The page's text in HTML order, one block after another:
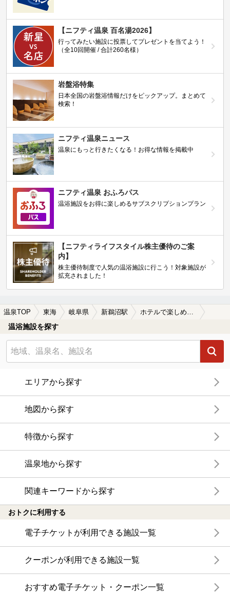
【ニフティ温泉 百名湯2026】
行ってみたい施設に投票してプレゼントを当てよう！
（全10回開催 / 合計260名様）
岩盤浴特集
日本全国の岩盤浴情報だけをピックアップ。まとめて
検索！
ニフティ温泉ニュース
温泉にもっと行きたくなる！お得な情報を掲載中
ニフティ温泉 おふろパス
温浴施設をお得に楽しめるサブスクリプションプラン
【ニフティライフスタイル株主優待のご案
内】
株主優待制度で人気の温浴施設に行こう！対象施設が
拡充されました！
温泉TOP 東海 岐阜県 新鵜沼駅 ホテルで楽しめる新鵜沼駅近くの温泉、日帰り温泉、スーパー銭湯おすすめ
温浴施設を探す
エリアから探す
地図から探す
特徴から探す
温泉地から探す
関連キーワードから探す
おトクに利用する
電子チケットが利用できる施設一覧
クーポンが利用できる施設一覧
おすすめ電子チケット・クーポン一覧